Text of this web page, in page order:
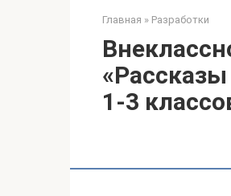
Главная » Разработки
1-3